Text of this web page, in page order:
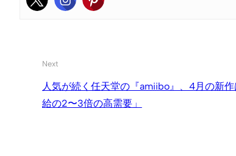
Next
人気が続く任天堂の『amiibo』、4月の新
給の2〜3倍の高需要」